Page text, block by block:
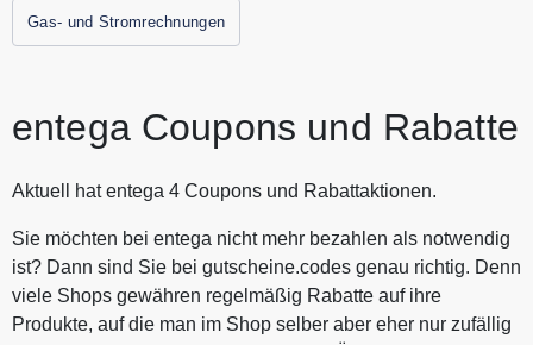
Nachhaltigkeit. Alle aktuellen Gutscheine und
Rablattaktionen von entega findest Du immer hier auf
Gas- und Stromrechnungen
entega Coupons und Rabatte
Aktuell hat entega 4 Coupons und Rabattaktionen.
Sie möchten bei entega nicht mehr bezahlen als notwendig
ist? Dann sind Sie bei gutscheine.codes genau richtig. Denn
viele Shops gewähren regelmäßig Rabatte auf ihre
Produkte, auf die man im Shop selber aber eher nur zufällig